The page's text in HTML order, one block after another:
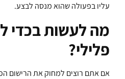
עליו בפעולה שהוא מנסה לבצע.
מה לעשות בכדי
פלילי?
אם אתם רוצים למחוק את הרישום